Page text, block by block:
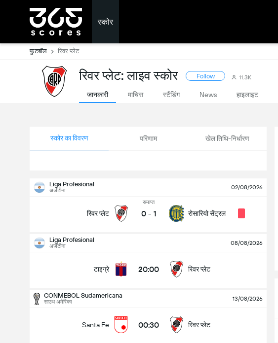
स्कोर
फुटबॉल रिवर प्लेट
रिवर प्लेट: लाइव स्कोर Follow 11.3K
जानकारी माचिस स्टैंडिंग News हाइलाइट
स्कोर का विवरण परिणाम खेल तिथि-निर्धारण
Liga Profesional
अर्जेंटीना 02/08/2026
रिवर प्लेट
समाप्त
0 - 1 रोसारियो सेंट्रल
Liga Profesional
अर्जेंटीना 08/08/2026
टाइग्रे 20:00 रिवर प्लेट
CONMEBOL Sudamericana
साउथ अमेरिका 13/08/2026
Santa Fe 00:30 रिवर प्लेट